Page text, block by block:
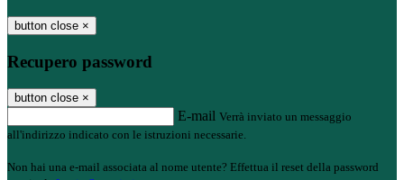
button close ×
Recupero password
button close ×
E-mail Verrà inviato un messaggio
all'indirizzo indicato con le istruzioni necessarie.
Non hai una e-mail associata al nome utente? Effettua il reset della password